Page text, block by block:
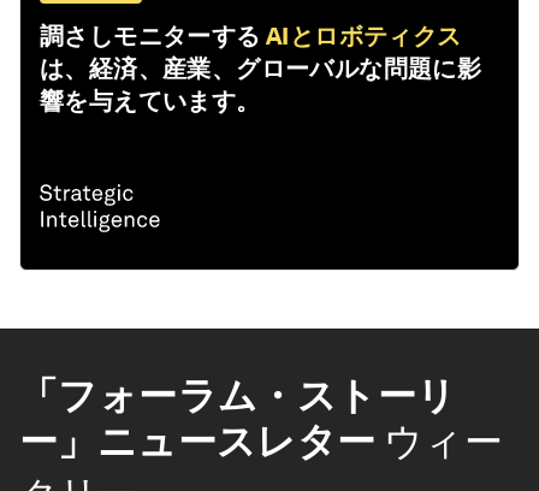
調さしモニターする AIとロボティクス
は、経済、産業、グローバルな問題に影
響を与えています。
「フォーラム・ストーリ
ー」ニュースレター ウィー